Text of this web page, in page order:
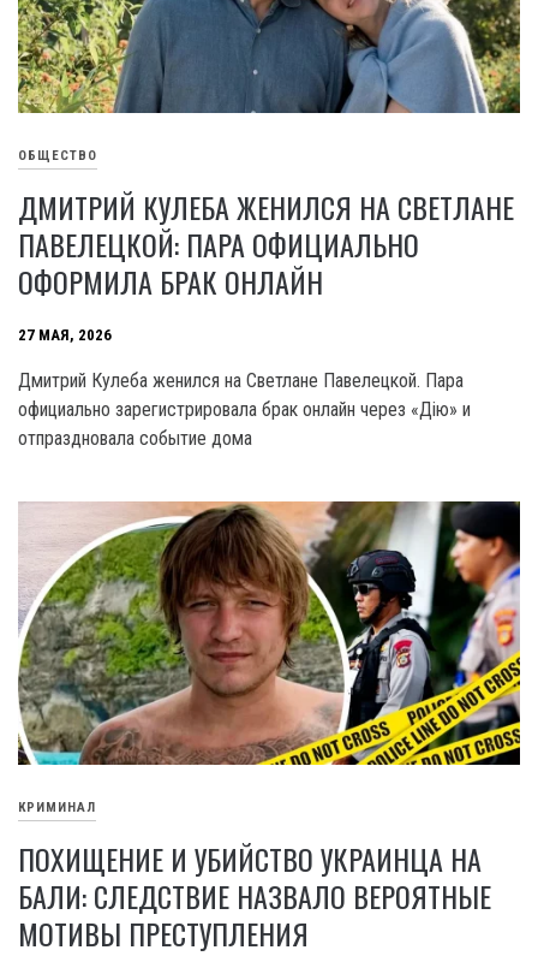
ОБЩЕСТВО
ДМИТРИЙ КУЛЕБА ЖЕНИЛСЯ НА СВЕТЛАНЕ
ПАВЕЛЕЦКОЙ: ПАРА ОФИЦИАЛЬНО
ОФОРМИЛА БРАК ОНЛАЙН
27 МАЯ, 2026
Дмитрий Кулеба женился на Светлане Павелецкой. Пара
официально зарегистрировала брак онлайн через «Дію» и
отпраздновала событие дома
КРИМИНАЛ
ПОХИЩЕНИЕ И УБИЙСТВО УКРАИНЦА НА
БАЛИ: СЛЕДСТВИЕ НАЗВАЛО ВЕРОЯТНЫЕ
МОТИВЫ ПРЕСТУПЛЕНИЯ